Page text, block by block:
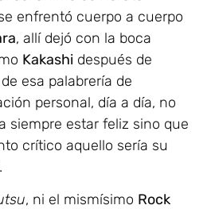
enfrentó cuerpo a cuerpo
, allí dejó con la boca
Kakashi después de
esa palabrería de
personal, día a día, no
siempre estar feliz sino que
crítico aquello sería su
, ni el mismísimo Rock